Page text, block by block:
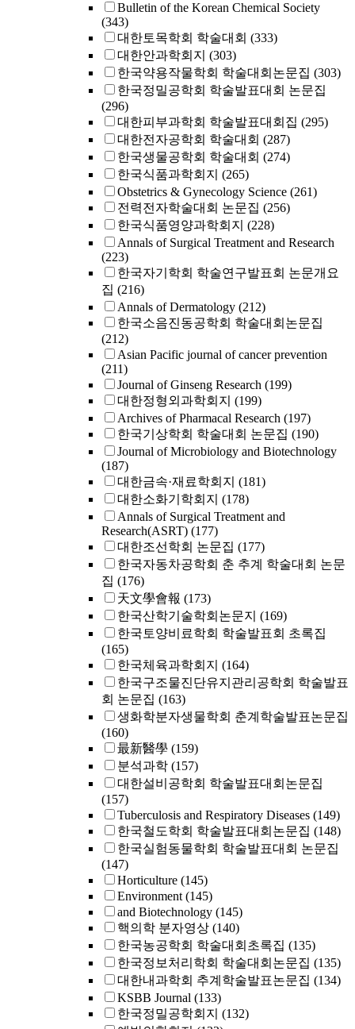
Bulletin of the Korean Chemical Society
(343)
대한토목학회 학술대회 (333)
대한안과학회지 (303)
한국약용작물학회 학술대회논문집 (303)
한국정밀공학회 학술발표대회 논문집
(296)
대한피부과학회 학술발표대회집 (295)
대한전자공학회 학술대회 (287)
한국생물공학회 학술대회 (274)
한국식품과학회지 (265)
Obstetrics & Gynecology Science (261)
전력전자학술대회 논문집 (256)
한국식품영양과학회지 (228)
Annals of Surgical Treatment and Research
(223)
한국자기학회 학술연구발표회 논문개요
집 (216)
Annals of Dermatology (212)
한국소음진동공학회 학술대회논문집
(212)
Asian Pacific journal of cancer prevention
(211)
Journal of Ginseng Research (199)
대한정형외과학회지 (199)
Archives of Pharmacal Research (197)
한국기상학회 학술대회 논문집 (190)
Journal of Microbiology and Biotechnology
(187)
대한금속·재료학회지 (181)
대한소화기학회지 (178)
Annals of Surgical Treatment and
Research(ASRT) (177)
대한조선학회 논문집 (177)
한국자동차공학회 춘 추계 학술대회 논문
집 (176)
天文學會報 (173)
한국산학기술학회논문지 (169)
한국토양비료학회 학술발표회 초록집
(165)
한국체육과학회지 (164)
한국구조물진단유지관리공학회 학술발표
회 논문집 (163)
생화학분자생물학회 춘계학술발표논문집
(160)
最新醫學 (159)
분석과학 (157)
대한설비공학회 학술발표대회논문집
(157)
Tuberculosis and Respiratory Diseases (149)
한국철도학회 학술발표대회논문집 (148)
한국실험동물학회 학술발표대회 논문집
(147)
Horticulture (145)
Environment (145)
and Biotechnology (145)
핵의학 분자영상 (140)
한국농공학회 학술대회초록집 (135)
한국정보처리학회 학술대회논문집 (135)
대한내과학회 추계학술발표논문집 (134)
KSBB Journal (133)
한국정밀공학회지 (132)